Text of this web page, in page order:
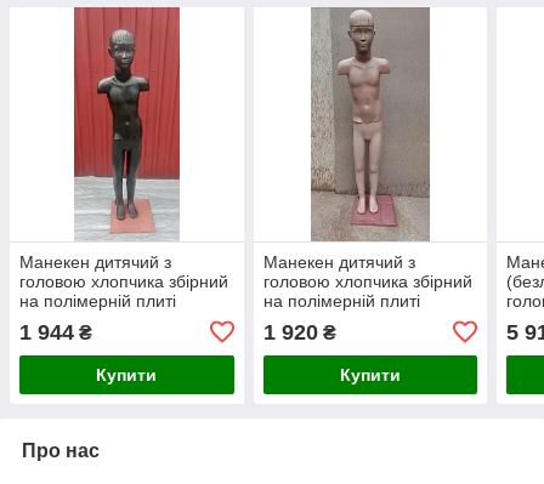
Манекен дитячий з
головою хлопчика збірний
на полімерній плиті
1 944 ₴
Купити
Манекен дитячий з
головою хлопчика збірний
на полімерній плиті
1 920₴
Купити
5
Про нас